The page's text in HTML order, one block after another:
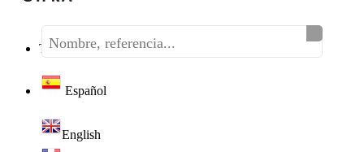
Teléfono:(+34) 968 320 046
Español
English